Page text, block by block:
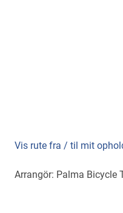
Vis rute fra / til mit
Arrangör: Palma Bicycle